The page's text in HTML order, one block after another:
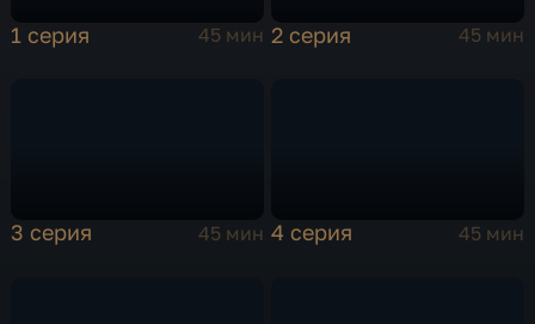
1 серия 45 мин 2 серия 45 мин
3 серия 45 мин 4 серия 45 мин